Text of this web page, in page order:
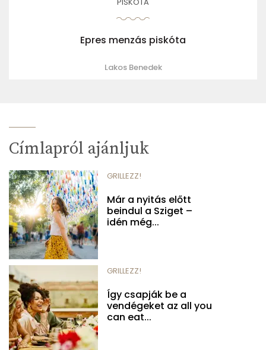
Epres menzás piskóta
Lakos Benedek
Címlapról ajánljuk
GRILLEZZ!
Már a nyitás előtt
beindul a Sziget –
idén még...
GRILLEZZ!
Így csapják be a
vendégeket az all you
can eat...